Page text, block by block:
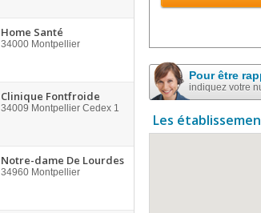
Home Santé
34000 Montpellier
Clinique Fontfroide
34009 Montpellier Cedex 1
Notre-dame De Lourdes
34960 Montpellier
Pour être
indiquez votre
Les